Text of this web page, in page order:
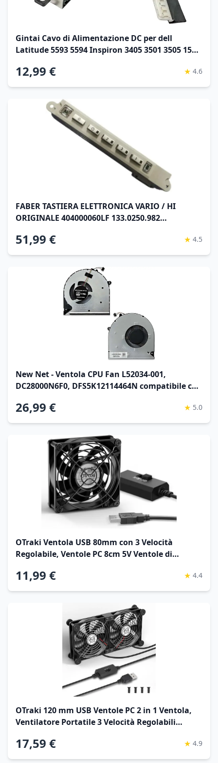
Gintai Cavo di Alimentazione DC per dell
Latitude 5593 5594 Inspiron 3405 3501 3505 15
DC301012300 DC301016G00 DC301011R00 04VP7C
0228R6 DAL10
12,99 € ★ 4.6
FABER TASTIERA ELETTRONICA VARIO / HI
ORIGINALE 404000060LF 133.0250.982
51,99 € ★ 4.5
New Net - Ventola CPU Fan L52034-001,
DC28000N6F0, DFS5K12114464N compatibile con
diametro 55 mm]
26,99 € ★ 5.0
OTraki Ventola USB 80mm con 3 Velocità
Regolabile, Ventole PC 8cm 5V Ventole di
Box/Router/PS5/PS4/Proiettore/Ricevitore
11,99 € ★ 4.4
OTraki 120 mm USB Ventole PC 2 in 1 Ventola,
Ventilatore Portatile 3 Velocità Regolabili
Piedini Ammortizzanti Per Router, Computer, Tv
Box, Tablet
17,59 € ★ 4.9